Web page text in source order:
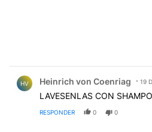
HV Heinrich von Coenriag 19
LAVESENLAS CON
RESPONDER 0 0